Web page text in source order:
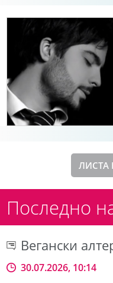
ЛИСТА
Последно
Вегански
30.07.2026, 10:14